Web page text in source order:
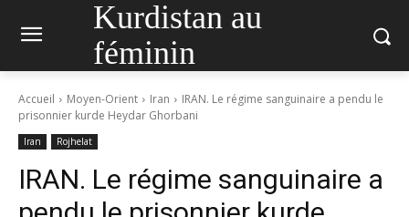
Kurdistan au
féminin
Accueil Moyen-Orient Iran
IRAN. Le régime sanguinaire a pendu le
prisonnier kurde Heydar Ghorbani
Iran Rojhelat
IRAN. Le régime sanguinaire a